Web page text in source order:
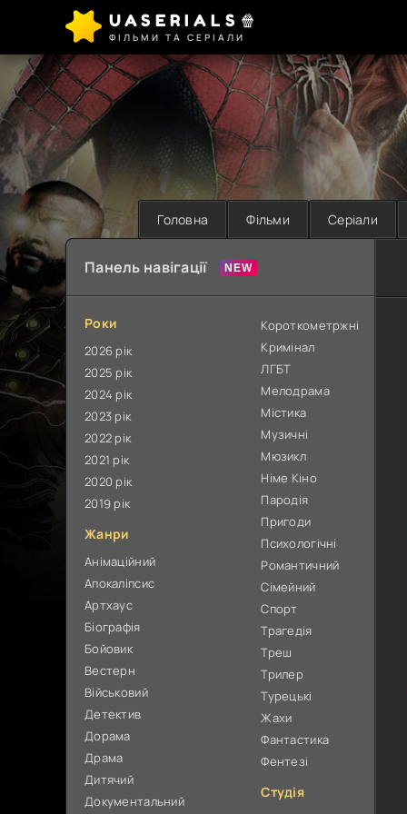
UASERIALS🍿
ФІЛЬМИ ТА СЕРІАЛИ
Головна Фільми Серіали
Панель навігації
Роки
2026 рік
2025 рік
2024 рік
2023 рік
2022 рік
2021 рік
2020 рік
2019 рік
Жанри
Анімаційний
Апокаліпсис
Артхаус
Біографія
Бойовик
Вестерн
Військовий
Детектив
Дорама
Драма
Дитячий
Документальний
Короткометржні
Кримінал
ЛГБТ
Мелодрама
Містика
Музичні
Мюзикл
Німе Кіно
Пародія
Пригоди
Психологічні
Романтичний
Сімейний
Спорт
Трагедія
Треш
Трилер
Турецькі
Жахи
Фантастика
Фентезі
Студія